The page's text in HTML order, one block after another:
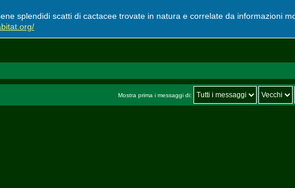
splendidi scatti di cactacee trovate in natura e correlate da informazioni
Mostra prima i messaggi di: